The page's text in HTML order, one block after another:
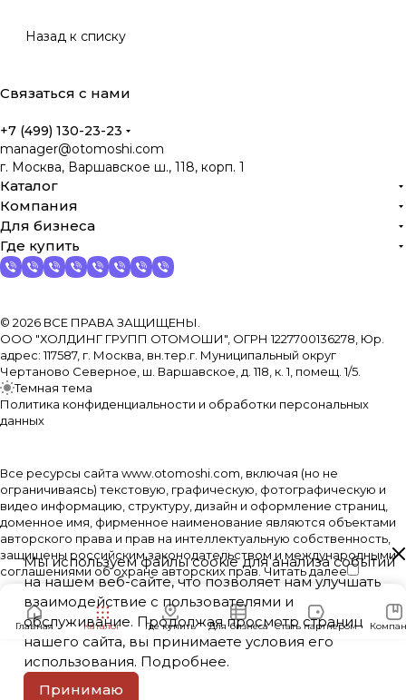
Назад к списку
Связаться с нами
+7 (499) 130-23-23
manager@otomoshi.com
г. Москва, Варшавское ш., 118, корп. 1
Каталог
Компания
Для бизнеса
Где купить
© 2026 ВСЕ ПРАВА ЗАЩИЩЕНЫ.
ООО "ХОЛДИНГ ГРУПП ОТОМОШИ", ОГРН 1227700136278, Юр.
адрес: 117587, г. Москва, вн.тер.г. Муниципальный округ
Чертаново Северное, ш. Варшавское, д. 118, к. 1, помещ. 1/5.
Темная тема
Политика конфиденциальности и обработки персональных
данных
Все ресурсы сайта www.otomoshi.com, включая (но не
ограничиваясь) текстовую, графическую, фотографическую и
видео информацию, структуру, дизайн и оформление страниц,
доменное имя, фирменное наименование являются объектами
авторского права и прав на интеллектуальную собственность,
защищены российским законодательством и международными
соглашениями об охране авторских прав.Читать далее
Главная Каталог Где купить Для бизнеса Стать партнером
Мы используем файлы cookie для анализа событий
на нашем веб-сайте, что позволяет нам улучшать
взаимодействие с пользователями и
обслуживание. Продолжая просмотр страниц
нашего сайта, вы принимаете условия его
использования. Подробнее.
Принимаю